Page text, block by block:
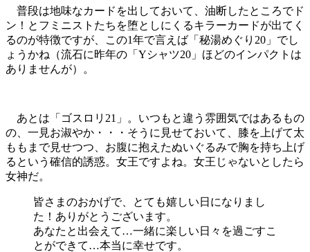
普段は地味なカードを出しておいて、油断したところでド
ン！とフミニストたちを堕としにくるキラーカードが出てく
るのが特徴ですが、この1年で言えば「秘湯めぐり20」でし
ょうかね（流石に昨年の「Yシャツ20」ほどのインパクトは
ありませんが）。
あとは「ゴスロリ21」。いつもと違う雰囲気ではあるもの
の、一見お淑やか・・・そうに見せておいて、膝を上げて太
ももまで見せつつ、お腹に抱えたぬいぐるみで胸を持ち上げ
るという確信的誘惑。女王ですよね。女王じゃないとしたら
女神だ。
皆さまのおかげで、とても嬉しい日になりまし
た！ありがとうございます。
あなたと出会えて…一緒に楽しい日々を過ごすこ
とができて…本当に幸せです。